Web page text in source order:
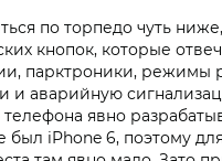
по торпедо чуть
кнопок, которые
парктроники, режимы
и аварийную
явно
был iPhone 6, поэтому